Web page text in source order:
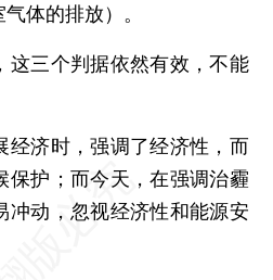
体的排放）。
三个判据依然有效，不能
济时，强调了经济性，而
保护；而今天，在强调治霾
冲动，忽视经济性和能源安